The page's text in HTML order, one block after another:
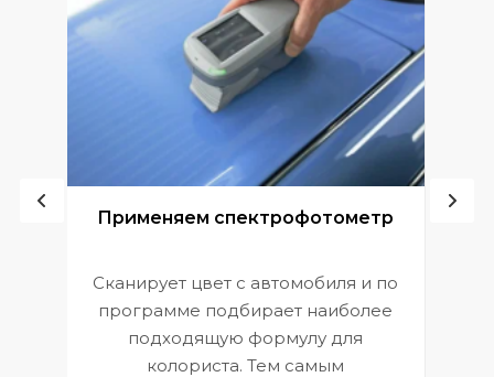
Применяем спектрофотометр
Сканирует цвет с автомобиля и по
программе подбирает наиболее
подходящую формулу для
колориста. Тем самым